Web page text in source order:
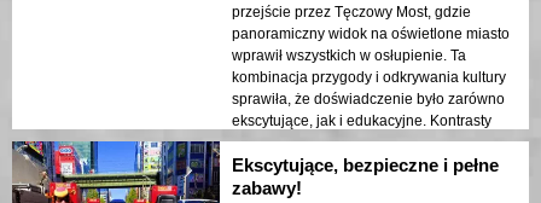
przejście przez Tęczowy Most, gdzie
panoramiczny widok na oświetlone miasto
wprawił wszystkich w osłupienie. Ta
kombinacja przygody i odkrywania kultury
sprawiła, że doświadczenie było zarówno
ekscytujące, jak i edukacyjne. Kontrasty
między nowoczesną architekturą Tokio a
jego historycznymi miejscami dodały głębi
podróży.
Ekscytujące, bezpieczne i pełne
zabawy!